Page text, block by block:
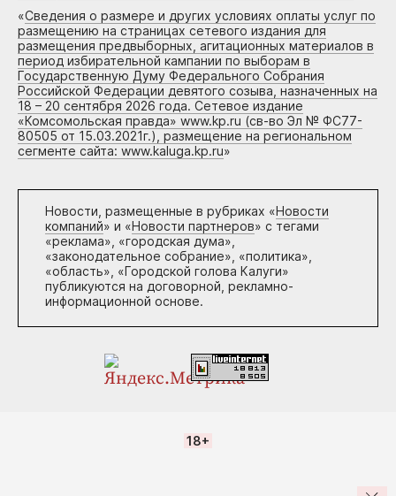
«Сведения о размере и других условиях оплаты услуг по
размещению на страницах сетевого издания для
размещения предвыборных, агитационных материалов в
период избирательной кампании по выборам в
Государственную Думу Федерального Собрания
Российской Федерации девятого созыва, назначенных на
18 – 20 сентября 2026 года. Сетевое издание
«Комсомольская правда» www.kp.ru (св-во Эл № ФС77-
80505 от 15.03.2021г.), размещение на региональном
сегменте сайта: www.kaluga.kp.ru»
Новости, размещенные в рубриках «Новости
компаний» и «Новости партнеров» с тегами
«реклама», «городская дума»,
«законодательное собрание», «политика»,
«область», «Городской голова Калуги»
публикуются на договорной, рекламно-
информационной основе.
18+